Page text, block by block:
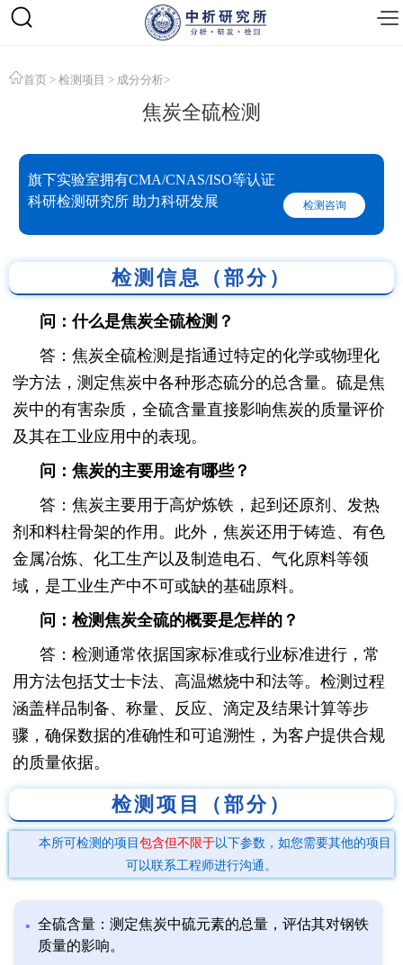
首页 > 检测项目 > 成分分析>
焦炭全硫检测
旗下实验室拥有CMA/CNAS/ISO等认证
科研检测研究所 助力科研发展
检测咨询
检测信息（部分）
问：什么是焦炭全硫检测？
答：焦炭全硫检测是指通过特定的化学或物理化
学方法，测定焦炭中各种形态硫分的总含量。硫是焦
炭中的有害杂质，全硫含量直接影响焦炭的质量评价
及其在工业应用中的表现。
问：焦炭的主要用途有哪些？
答：焦炭主要用于高炉炼铁，起到还原剂、发热
剂和料柱骨架的作用。此外，焦炭还用于铸造、有色
金属冶炼、化工生产以及制造电石、气化原料等领
域，是工业生产中不可或缺的基础原料。
问：检测焦炭全硫的概要是怎样的？
答：检测通常依据国家标准或行业标准进行，常
用方法包括艾士卡法、高温燃烧中和法等。检测过程
涵盖样品制备、称量、反应、滴定及结果计算等步
骤，确保数据的准确性和可追溯性，为客户提供合规
的质量依据。
检测项目（部分）
本所可检测的项目 包含但不限于以下参数，如您需要其他的项目
可以联系工程师进行沟通。
全硫含量：测定焦炭中硫元素的总量，评估其对钢铁
质量的影响。